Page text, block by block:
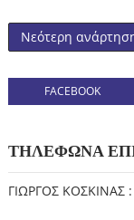
Νεότερη
FACEBOOK
ΤΗΛΕΦΩΝΑ
ΓΙΩΡΓΟΣ ΚΟΣΚΙΝΑΣ :